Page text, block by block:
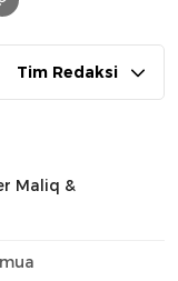
Tim Redaksi
Maliq &